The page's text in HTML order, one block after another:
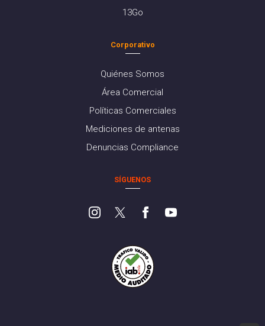
13Go
Corporativo
Quiénes Somos
Área Comercial
Políticas Comerciales
Mediciones de antenas
Denuncias Compliance
SÍGUENOS